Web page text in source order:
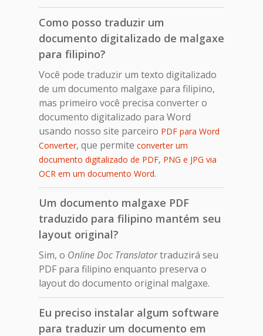
Como posso traduzir um
documento digitalizado de malgaxe
para filipino?
Você pode traduzir um texto digitalizado
de um documento malgaxe para filipino,
mas primeiro você precisa converter o
documento digitalizado para Word
usando nosso site parceiro PDF para Word
Converter, que permite converter um
documento digitalizado de PDF, PNG e JPG via
OCR em um documento Word.
Um documento malgaxe PDF
traduzido para filipino mantém seu
layout original?
Sim, o Online Doc Translatortraduzirá seu
PDF para filipino enquanto preserva o
layout do documento original malgaxe.
Eu preciso instalar algum software
para traduzir um documento em